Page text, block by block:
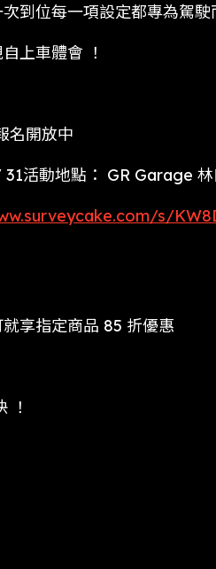
到位每一項設定都專為駕駛
上車體會 ！
名開放中
活動地點： GR Garage 林
s/
享指定商品 85 折優惠
！